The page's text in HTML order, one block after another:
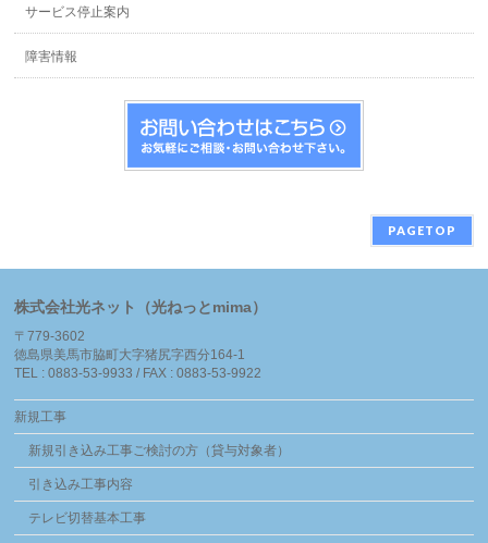
サービス停止案内
障害情報
PAGETOP
株式会社光ネット（光ねっとmima）
〒779-3602
徳島県美馬市脇町大字猪尻字西分164-1
TEL : 0883-53-9933 / FAX : 0883-53-9922
新規工事
新規引き込み工事ご検討の方（貸与対象者）
引き込み工事内容
テレビ切替基本工事